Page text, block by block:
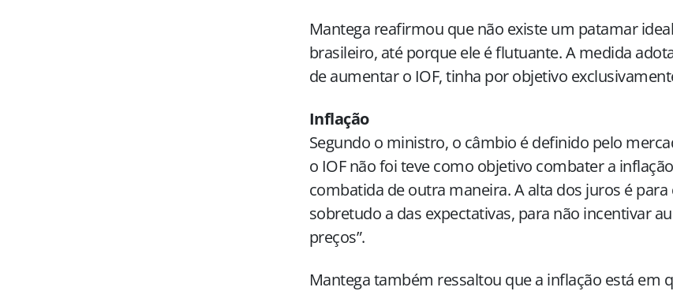
Mantega reafirmou que não existe um patamar
brasileiro, até porque ele é flutuante. A medida
de aumentar o IOF, tinha por objetivo
Inflação
Segundo o ministro, o câmbio é definido pelo
o IOF não foi teve como objetivo combater a
combatida de outra maneira. A alta dos juros é
sobretudo a das expectativas, para não incentivar
preços”.
Mantega também ressaltou que a inflação está em